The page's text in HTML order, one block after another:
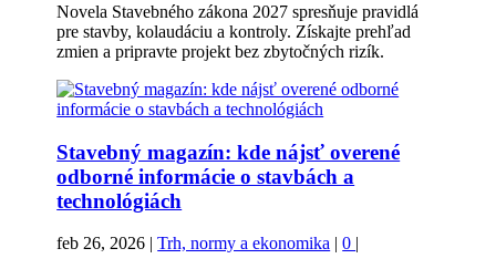
Novela Stavebného zákona 2027 spresňuje pravidlá
pre stavby, kolaudáciu a kontroly. Získajte prehľad
zmien a pripravte projekt bez zbytočných rizík.
Stavebný magazín: kde nájsť overené
odborné informácie o stavbách a
technológiách
feb 26, 2026 |Trh, normy a ekonomika |0 |